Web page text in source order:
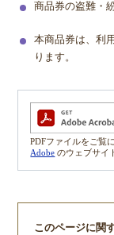
商品券の盗難・
本商品券は、利
ります。
PDFファイルをご覧
Adobe のウェブサイ
このページに関